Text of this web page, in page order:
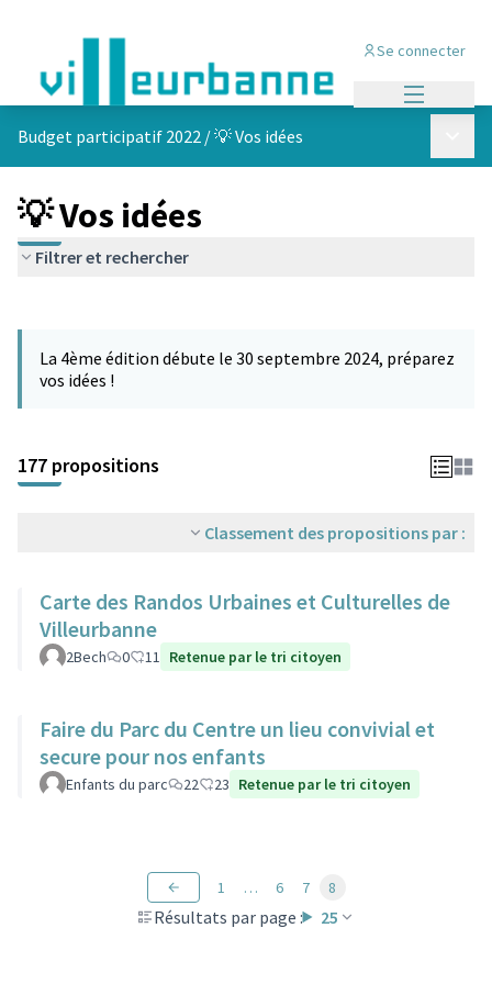
Se connecter
Budget participatif 2022 /💡 Vos idées
💡 Vos idées
Filtrer et rechercher
−
La 4ème édition débute le 30 septembre 2024, préparez
vos idées !
177 propositions
Classement des propositions par :
Carte des Randos Urbaines et Culturelles de
Villeurbanne
2Bech 0 11 Retenue par le tri citoyen
Faire du Parc du Centre un lieu convivial et
secure pour nos enfants
Enfants du parc 22 23 Retenue par le tri citoyen
Résultats par page : 25
1 … 6 7 8